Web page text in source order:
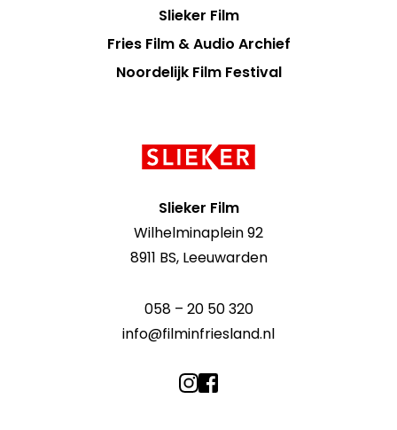
Slieker Film
Fries Film & Audio Archief
Noordelijk Film Festival
Slieker Film
Wilhelminaplein 92
8911 BS, Leeuwarden
058 – 20 50 320
info@filminfriesland.nl